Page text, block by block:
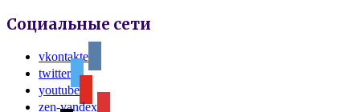
Социальные сети
vkontakte
twitter
youtube
zen-yandex